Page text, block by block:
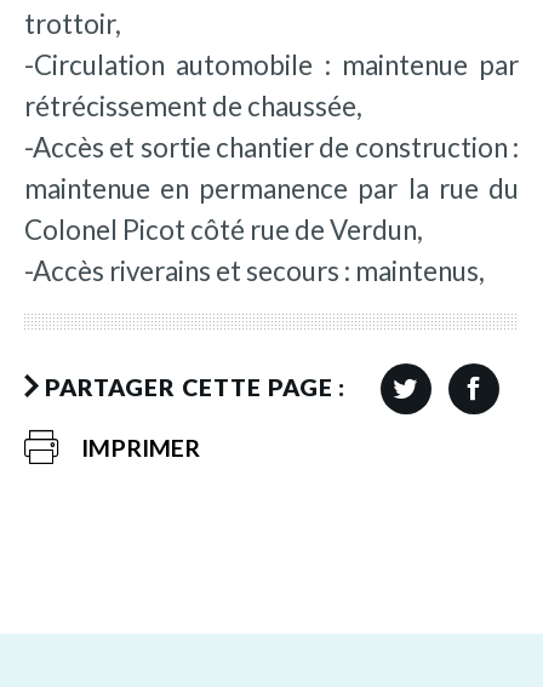
trottoir,
-Circulation automobile : maintenue par
rétrécissement de chaussée,
-Accès et sortie chantier de construction :
maintenue en permanence par la rue du
Colonel Picot côté rue de Verdun,
-Accès riverains et secours : maintenus,
PARTAGER CETTE PAGE :
IMPRIMER